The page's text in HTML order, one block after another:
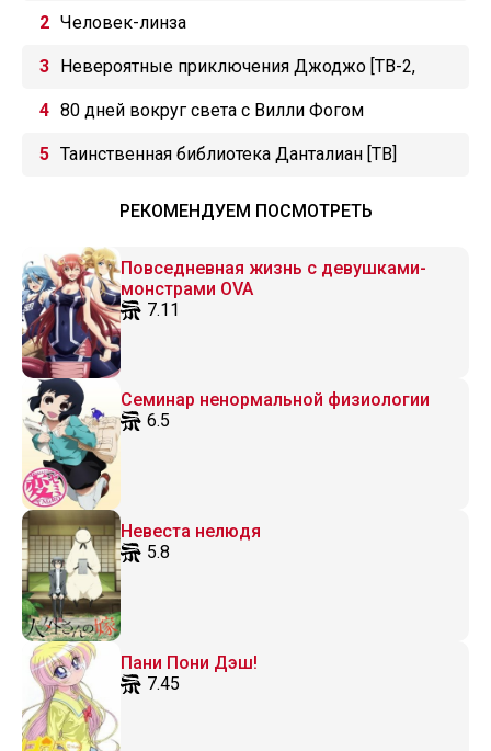
Человек-линза
Невероятные приключения Джоджо [ТВ-2,
сезон 2]
80 дней вокруг света с Вилли Фогом
Таинственная библиотека Данталиан [ТВ]
РЕКОМЕНДУЕМ ПОСМОТРЕТЬ
Повседневная жизнь с девушками-
монстрами OVA
7.11
Семинар ненормальной физиологии
6.5
Невеста нелюдя
5.8
Пани Пони Дэш!
7.45